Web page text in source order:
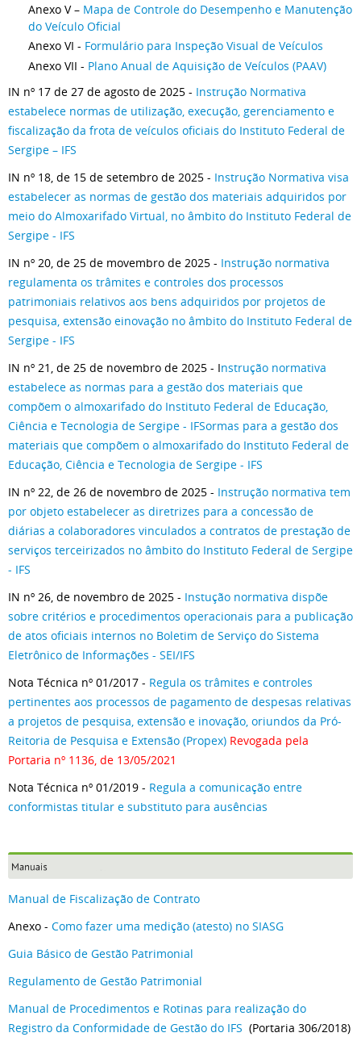
Anexo V – Mapa de Controle do Desempenho e Manutenção
do Veículo Oficial
Anexo VI - Formulário para Inspeção Visual de Veículos
Anexo VII - Plano Anual de Aquisição de Veículos (PAAV)
IN nº 17 de 27 de agosto de 2025 - Instrução Normativa
estabelece normas de utilização, execução, gerenciamento e
fiscalização da frota de veículos oficiais do Instituto Federal de
Sergipe – IFS
IN nº 18, de 15 de setembro de 2025 - Instrução Normativa visa
estabelecer as normas de gestão dos materiais adquiridos por
meio do Almoxarifado Virtual, no âmbito do Instituto Federal de
Sergipe - IFS
IN nº 20, de 25 de movembro de 2025 - Instrução normativa
regulamenta os trâmites e controles dos processos
patrimoniais relativos aos bens adquiridos por projetos de
pesquisa, extensão einovação no âmbito do Instituto Federal de
Sergipe - IFS
IN nº 21, de 25 de novembro de 2025 - Instrução normativa
estabelece as normas para a gestão dos materiais que
compõem o almoxarifado do Instituto Federal de Educação,
Ciência e Tecnologia de Sergipe - IFSormas para a gestão dos
materiais que compõem o almoxarifado do Instituto Federal de
Educação, Ciência e Tecnologia de Sergipe - IFS
IN nº 22, de 26 de novembro de 2025 - Instrução normativa tem
por objeto estabelecer as diretrizes para a concessão de
diárias a colaboradores vinculados a contratos de prestação de
serviços terceirizados no âmbito do Instituto Federal de Sergipe
- IFS
IN nº 26, de novembro de 2025 - Instução normativa dispõe
sobre critérios e procedimentos operacionais para a publicação
de atos oficiais internos no Boletim de Serviço do Sistema
Eletrônico de Informações - SEI/IFS
Nota Técnica nº 01/2017 - Regula os trâmites e controles
pertinentes aos processos de pagamento de despesas relativas
a projetos de pesquisa, extensão e inovação, oriundos da Pró-
Reitoria de Pesquisa e Extensão (Propex) Revogada pela
Portaria nº 1136, de 13/05/2021
Nota Técnica nº 01/2019 - Regula a comunicação entre
conformistas titular e substituto para ausências
Manual de Fiscalização de Contrato
Anexo - Como fazer uma medição (atesto) no SIASG
Guia Básico de Gestão Patrimonial
Regulamento de Gestão Patrimonial
Manual de Procedimentos e Rotinas para realização do
Registro da Conformidade de Gestão do IFS (Portaria 306/2018)